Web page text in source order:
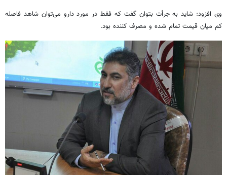
وی افزود: شاید به جرأت بتوان گفت که فقط در مورد دارو می‌توان شاهد فاصله
کم میان قیمت تمام شده و مصرف کننده بود.